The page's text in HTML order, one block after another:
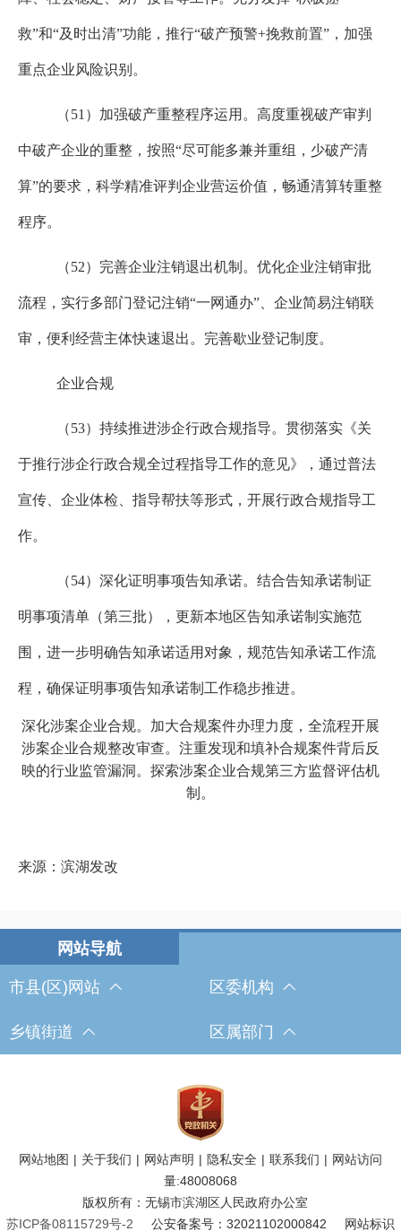
救”和“及时出清”功能，推行“破产预警+挽救前置”，加强
重点企业风险识别。
（51 ）加强破产重整程序运用。高度重视破产审判
中破产企业的重整，按照“尽可能多兼并重组，少破产清
算”的要求，科学精准评判企业营运价值，畅通清算转重整
程序。
（52）完善企业注销退出机制。优化企业注销审批
流程，实行多部门登记注销“一网通办”、企业简易注销联
审，便利经营主体快速退出。完善歇业登记制度。
企业合规
（53）持续推进涉企行政合规指导。贯彻落实《关
于推行涉企行政合规全过程指导工作的意见》，通过普法
宣传、企业体检、指导帮扶等形式，开展行政合规指导工
作。
（54）深化证明事项告知承诺。结合告知承诺制证
明事项清单（第三批），更新本地区告知承诺制实施范
围，进一步明确告知承诺适用对象，规范告知承诺工作流
程，确保证明事项告知承诺制工作稳步推进。
深化涉案企业合规。加大合规案件办理力度，全流程开展
涉案企业合规整改审查。注重发现和填补合规案件背后反
映的行业监管漏洞。探索涉案企业合规第三方监督评估机
制。
来源：滨湖发改
市县(区)网站 区委机构
乡镇街道 区属部门
网站地图 | 关于我们 | 网站声明 | 隐私安全 | 联系我们 | 网站访问
量:48008068
版权所有：无锡市滨湖区人民政府办公室
苏ICP备08115729号-2
公安备案号：32021102000842 网站标识